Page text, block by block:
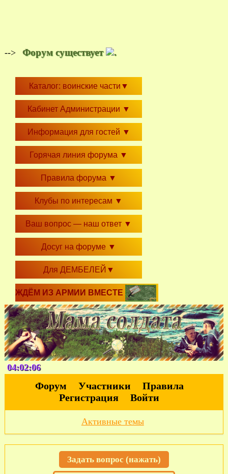
--> Форум существует .
Каталог: воинские части ▼
Кабинет Администрации ▼
Информация для гостей ▼
Горячая линия форума ▼
Правила форума ▼
Клубы по интересам ▼
Ваш вопрос — наш ответ ▼
Досуг на форуме ▼
Для ДЕМБЕЛЕЙ ▼
ЖДЁМ ИЗ АРМИИ ВМЕСТЕ
04:02:06
Форум Участники
Правила
Регистрация
Войти
Активные темы
Задать вопрос (нажать)